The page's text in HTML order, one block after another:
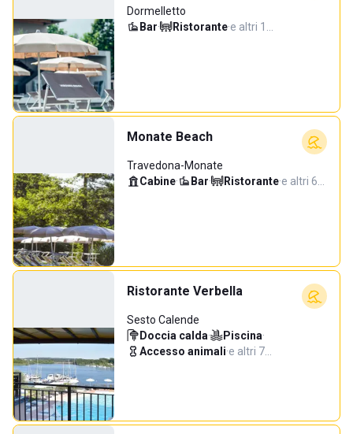
Dormelletto
Bar· Ristorante·e altri 1…
Monate Beach
Travedona-Monate
Cabine· Bar· Ristorante·e altri 6…
Ristorante Verbella
Sesto Calende
Doccia calda· Piscina·
Accesso animali·e altri 7…